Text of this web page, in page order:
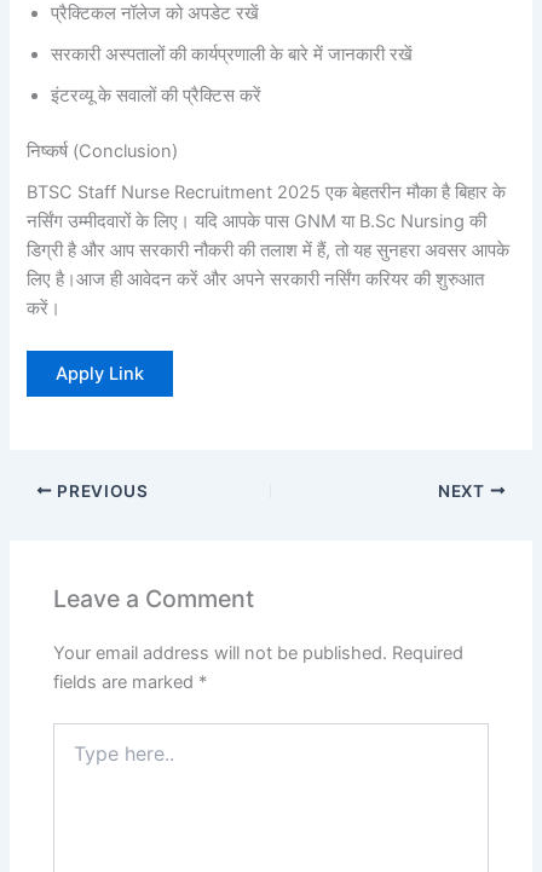
प्रैक्टिकल नॉलेज को अपडेट रखें
सरकारी अस्पतालों की कार्यप्रणाली के बारे में जानकारी रखें
इंटरव्यू के सवालों की प्रैक्टिस करें
निष्कर्ष (Conclusion)
BTSC Staff Nurse Recruitment 2025 एक बेहतरीन मौका है बिहार के
नर्सिंग उम्मीदवारों के लिए। यदि आपके पास GNM या B.Sc Nursing की
डिग्री है और आप सरकारी नौकरी की तलाश में हैं, तो यह सुनहरा अवसर आपके
लिए है।आज ही आवेदन करें और अपने सरकारी नर्सिंग करियर की शुरुआत
करें।
Apply Link
PREVIOUS NEXT
Leave a Comment
Your email address will not be published. Required
fields are marked *
here..